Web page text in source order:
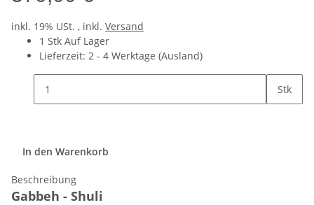
inkl. 19% USt. , inkl. Versand
1 Stk Auf Lager
Lieferzeit: 2 - 4 Werktage (Ausland)
Stk
In den Warenkorb
Beschreibung
Gabbeh - Shuli